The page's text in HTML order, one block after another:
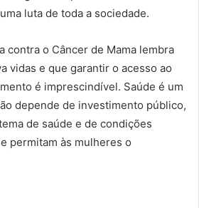
luta de toda a sociedade.
contra o Câncer de Mama lembra
vidas e que garantir o acesso ao
é imprescindível. Saúde é um
depende de investimento público,
de saúde e de condições
permitam às mulheres o